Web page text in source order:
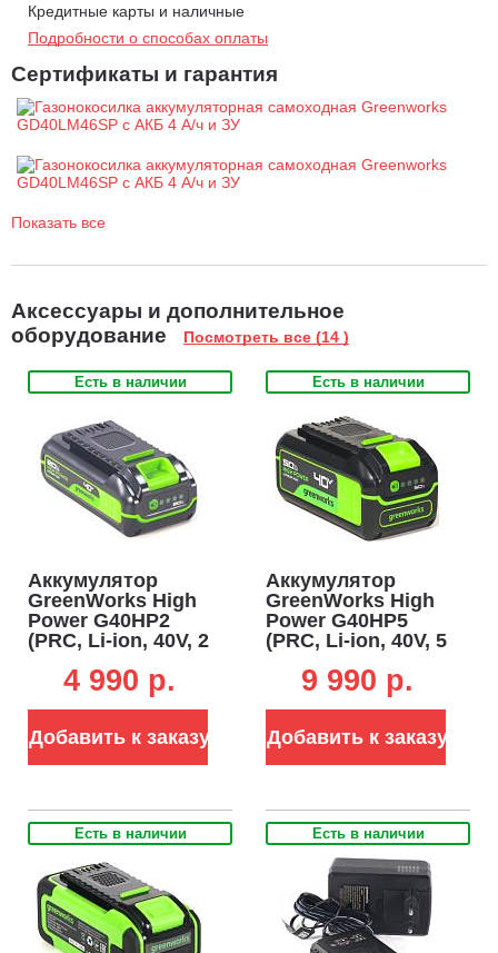
Регулировка высоты скашивания от 25 мм до 80 мм.
Система защиты двигателя от механических повреждений.
Складная ручка для удобства хранения.
Работа от 40V аккумулятора совместимого с другими
устройствами из линейки 40V.
Кредитные карты и наличные
Подробности о способах оплаты
Сертификаты и гарантия
Показать все
Аксессуары и дополнительное
оборудование
Посмотреть все (14 )
Есть в наличии
Аккумулятор
GreenWorks High
Power G40HP2
(PRC, Li-ion, 40V, 2
4 990 p.
Добавить к заказу
Есть в наличии
Аккумулятор
GreenWorks High
Power G40HP5
(PRC, Li-ion, 40V, 5
9 990 p.
Добавить к заказу
Есть в наличии Есть в наличии